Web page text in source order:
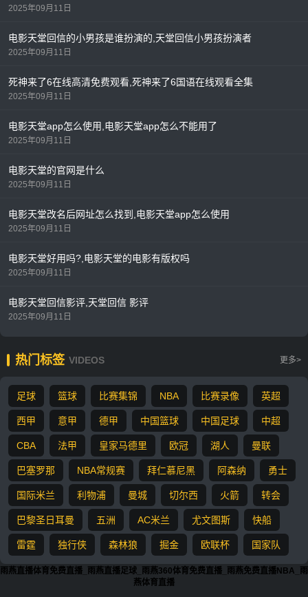
2025年09月11日
电影天堂回信的小男孩是谁扮演的,天堂回信小男孩扮演者
2025年09月11日
死神来了6在线高清免费观看,死神来了6国语在线观看全集
2025年09月11日
电影天堂app怎么使用,电影天堂app怎么不能用了
2025年09月11日
电影天堂的官网是什么
2025年09月11日
电影天堂改名后网址怎么找到,电影天堂app怎么使用
2025年09月11日
电影天堂好用吗?,电影天堂的电影有版权吗
2025年09月11日
电影天堂回信影评,天堂回信 影评
2025年09月11日
热门标签 VIDEOS 更多>
足球 篮球 比赛集锦 NBA 比赛录像 英超
西甲 意甲 德甲 中国篮球 中国足球 中超
CBA 法甲 皇家马德里 欧冠 湖人 曼联
巴塞罗那 NBA常规赛 拜仁慕尼黑 阿森纳 勇士
国际米兰 利物浦 曼城 切尔西 火箭 转会
巴黎圣日耳曼 五洲 AC米兰 尤文图斯 快船
雷霆 独行侠 森林狼 掘金 欧联杯 国家队
雨燕直播体育免费直播_雨燕直播足球_雨燕360体育免费直播_雨燕免费直播NBA_雨
燕体育直播